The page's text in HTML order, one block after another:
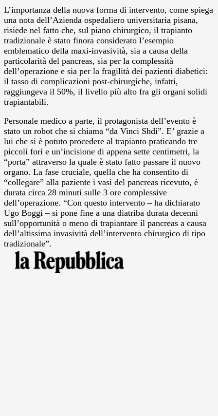
L’importanza della nuova forma di intervento, come spiega
una nota dell’Azienda ospedaliero universitaria pisana,
risiede nel fatto che, sul piano chirurgico, il trapianto
tradizionale è stato finora considerato l’esempio
emblematico della maxi-invasività, sia a causa della
particolarità del pancreas, sia per la complessità
dell’operazione e sia per la fragilità dei pazienti diabetici:
il tasso di complicazioni post-chirurgiche, infatti,
raggiungeva il 50%, il livello più alto fra gli organi solidi
trapiantabili.
Personale medico a parte, il protagonista dell’evento è
stato un robot che si chiama “da Vinci Shdi”. E’ grazie a
lui che si è potuto procedere al trapianto praticando tre
piccoli fori e un’incisione di appena sette centimetri, la
“porta” attraverso la quale è stato fatto passare il nuovo
organo. La fase cruciale, quella che ha consentito di
“collegare” alla paziente i vasi del pancreas ricevuto, è
durata circa 28 minuti sulle 3 ore complessive
dell’operazione. “Con questo intervento – ha dichiarato
Ugo Boggi – si pone fine a una diatriba durata decenni
sull’opportunità o meno di trapiantare il pancreas a causa
dell’altissima invasività dell’intervento chirurgico di tipo
tradizionale”.